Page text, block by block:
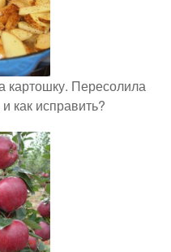
картошку. Пересолила
как исправить?